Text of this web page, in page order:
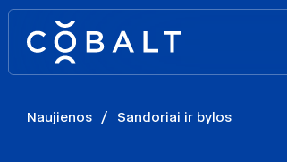
Naujienos / Sandoriai ir bylos